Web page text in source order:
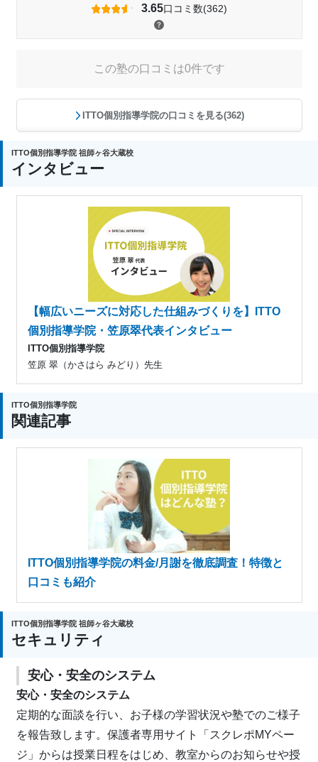
3.65口コミ数(362)
この塾の口コミは0件です
ITTO個別指導学院の口コミを見る(362)
ITTO個別指導学院 祖師ヶ谷大蔵校
インタビュー
【幅広いニーズに対応した仕組みづくりを】ITTO
個別指導学院・笠原翠代表インタビュー
ITTO個別指導学院
笠原 翠（かさはら みどり）先生
ITTO個別指導学院
関連記事
ITTO個別指導学院の料金/月謝を徹底調査！特徴と
口コミも紹介
ITTO個別指導学院 祖師ヶ谷大蔵校
セキュリティ
安心・安全のシステム
安心・安全のシステム
定期的な面談を行い、お子様の学習状況や塾でのご様子
を報告致します。保護者専用サイト「スクレポMYペー
ジ」からは授業日程をはじめ、教室からのお知らせや授